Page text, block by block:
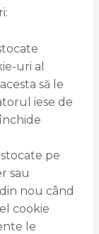
uri al
să le
iese de
pe
sau
nou când
cookie
le